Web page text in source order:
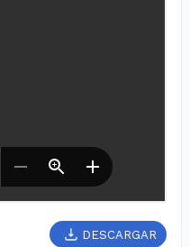
DESCARGAR